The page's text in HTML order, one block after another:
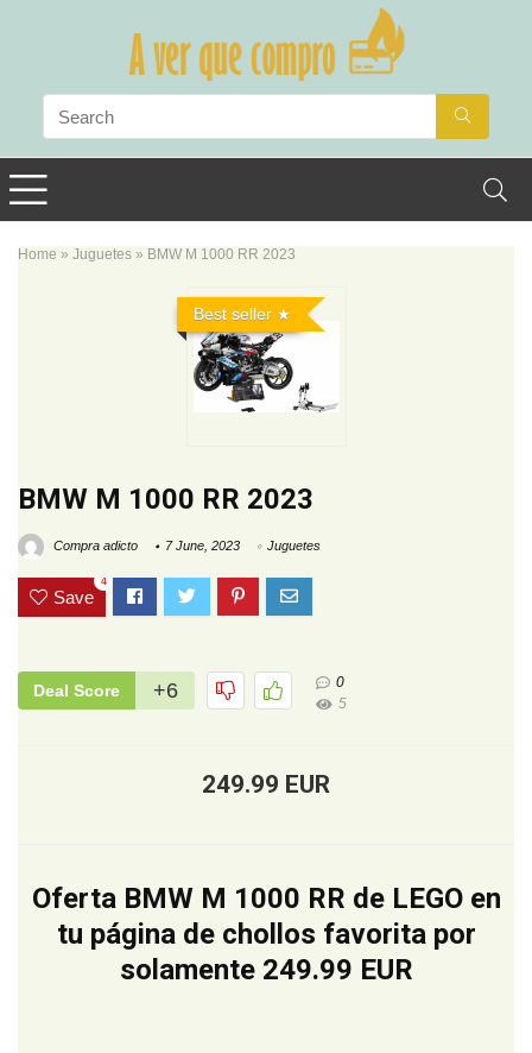
Home » Juguetes » BMW M 1000 RR 2023
Best seller
BMW M 1000 RR 2023
Compra adicto 7 June, 2023 Juguetes
Save
4
Deal Score +6
0
5
249.99 EUR
Oferta BMW M 1000 RR de LEGO en
tu página de chollos favorita por
solamente 249.99 EUR